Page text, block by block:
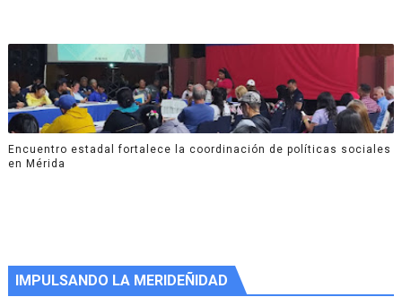
Encuentro estadal fortalece la coordinación de políticas sociales
en Mérida
IMPULSANDO LA MERIDEÑIDAD